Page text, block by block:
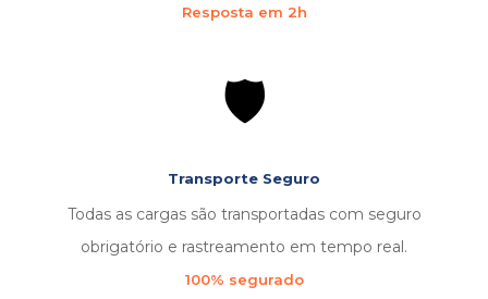
Resposta em 2h
🛡️
Transporte Seguro
Todas as cargas são transportadas com seguro
obrigatório e rastreamento em tempo real.
100% segurado